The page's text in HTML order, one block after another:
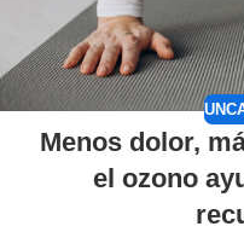
Menos dolor,
el ozono